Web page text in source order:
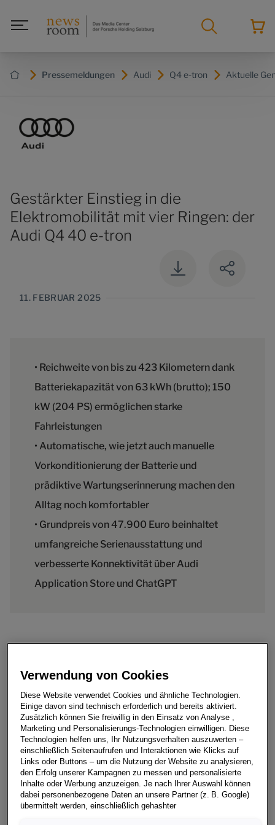
Pressemeldungen Audi Q4 e-tron Aktuelle
Gestärkter Einstieg in die
Elektromobilität mit vier Ringen: der
Audi Q4 40 e-tron
11. FEBRUAR 2025
• Reichweite von bis zu 423 Kilometern dank
Batteriekapazität von 63 kWh (brutto); 150
kW (204 PS) ermöglichen starke
Fahrleistungen
• Automatische, wie jetzt auch manuelle
Vorkonditionierung der Batterie und
prädiktive Wartungserinnerung machen den
Alltag noch komfortabler
• Grundpreis von 47.900 Euro beinhaltet
umfangreiche Serienausstattung und
verbesserte Konnektivität über Audi
Application Store und ChatGPT
vollelektrische Premium-Modell bietet eine
umfangreiche Serienausstattung, eine Reichweite von
bis zu 412 Kilometern (Sportback: 423 Kilometer) und
eine DC-Ladeleistung von 165 kW. Mit zusätzlich zur
automatischen nun auch manueller
Vorkonditionierung der Batterie sowie prädiktiver
Wartungserinnerung sorgt der Audi Q4 40 e-tron* für
noch mehr Komfort im Alltag. Bestellbar ist der
Einsteiger mit 63 kWh großem Akku ab Mitte Februar.
Verwendung von Cookies
Diese Website verwendet Cookies und ähnliche Technologien.
Einige davon sind technisch erforderlich und bereits aktiviert.
Zusätzlich können Sie freiwillig in den Einsatz von Analyse ,
Marketing und Personalisierungs-Technologien einwilligen. Diese
Technologien helfen uns, Ihr Nutzungsverhalten auszuwerten –
einschließlich Seitenaufrufen und Interaktionen wie Klicks auf
Links oder Buttons – um die Nutzung der Website zu analysieren,
den Erfolg unserer Kampagnen zu messen und personalisierte
Inhalte oder Werbung anzuzeigen. Je nach Ihrer Auswahl können
dabei personenbezogene Daten an unsere Partner (z. B. Google)
übermittelt werden, einschließlich gehashter